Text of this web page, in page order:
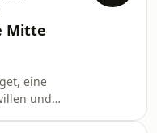
Stephan
über den
Privaten und
Mitte
eine
und